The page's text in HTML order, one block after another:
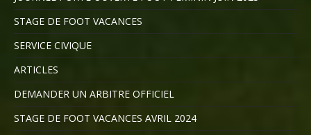
STAGE DE FOOT VACANCES
SERVICE CIVIQUE
ARTICLES
DEMANDER UN ARBITRE OFFICIEL
STAGE DE FOOT VACANCES AVRIL 2024